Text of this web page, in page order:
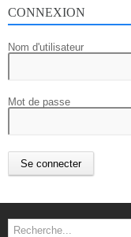
CONNEXION
Nom d'utilisateur
Mot de passe